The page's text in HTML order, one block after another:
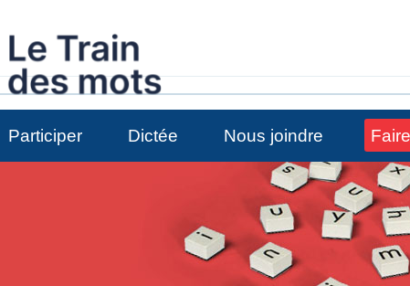
Participer Dictée Nous joindre